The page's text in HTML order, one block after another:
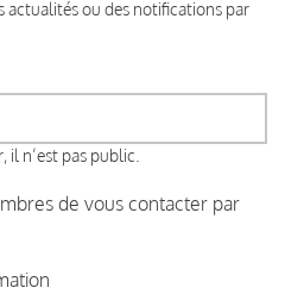
actualités ou des notifications par
n’est pas public.
de vous contacter par